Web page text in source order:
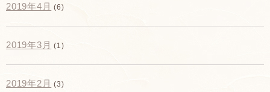
2019年4月 (6)
2019年3月 (1)
2019年2月 (3)